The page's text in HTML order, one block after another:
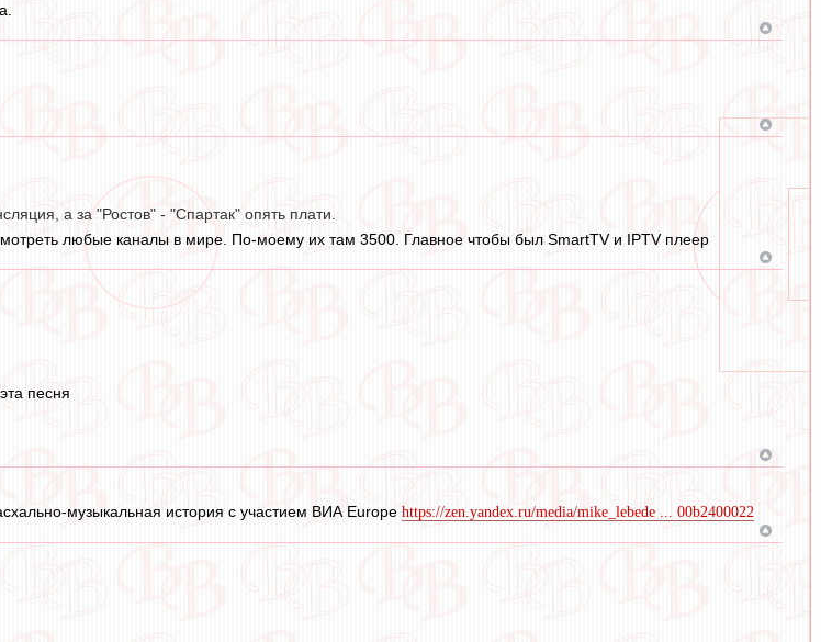
а за "Ростов" - "Спартак" опять плати.
любые каналы в мире. По-моему их там 3500. Главное чтобы был SmartTV и IPTV плеер
песня
музыкальная история с участием ВИА Europe https://zen.yandex.ru/media/mike_lebede ... 00b2400022